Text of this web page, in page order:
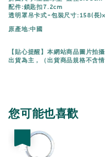
配件:鎖匙扣7.2cm
透明罩吊卡式-包裝尺寸:158(長
原產地:中國
【貼心提醒】本網站商品圖片拍
出貨為主，（出貨商品規格不含
您可能也喜歡